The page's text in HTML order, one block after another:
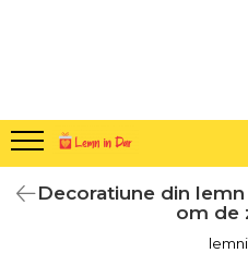
Agende din lemn
Agende 10x10
Semne de carte
Decoratiune din
om de